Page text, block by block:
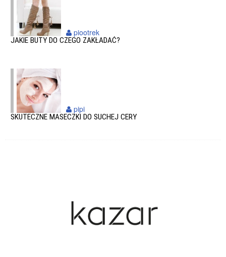
JAKIE BUTY DO CZEGO ZAKŁADAĆ?
piootrek
SKUTECZNE MASECZKI DO SUCHEJ CERY
pipi